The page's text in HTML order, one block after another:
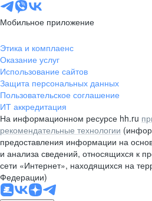
Мобильное приложение
Этика и комплаенс
Оказание услуг
Использование сайтов
Защита персональных данных
Пользовательское соглашение
ИТ аккредитация
На информационном ресурсе hh.ru
рекомендательные технологии
предоставления информации на
и анализа сведений, относящихся к
сети «Интернет», находящихся на
Федерации)